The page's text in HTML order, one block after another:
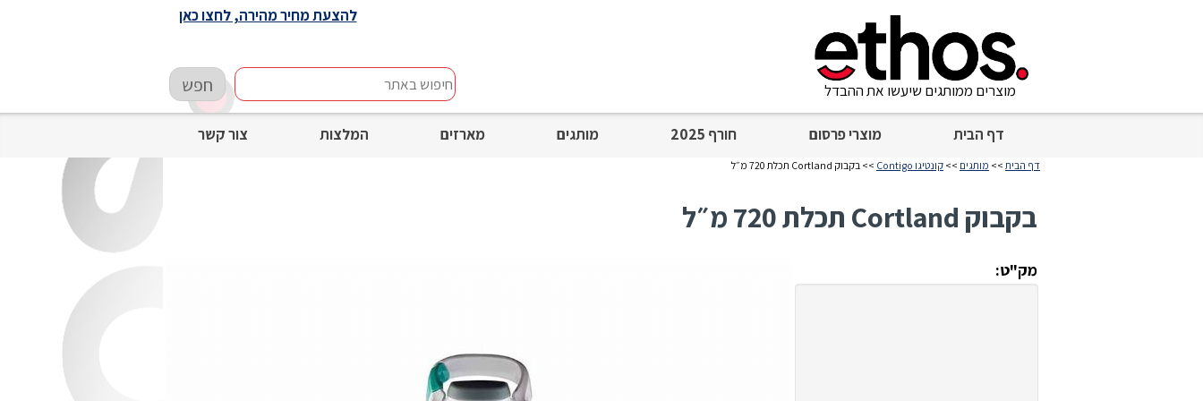
דף הבית מוצרי פרסום חורף 2025 מותגים מארזים המלצות צור קשר
חיפוש
באתר
חפש מוצרים ממותגים שיעשו את ההבדל
להצעת מחיר מהירה, לחצו כאן
דף הבית >> מותגים >> קונטיגו Contigo >> בקבוק Cortland תכלת 720 מ״ל
בקבוק Cortland תכלת 720 מ״ל
מק"ט: